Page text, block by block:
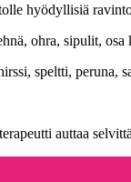
hyödyllisiä
ohra, sipulit,
speltti, peruna,
auttaa